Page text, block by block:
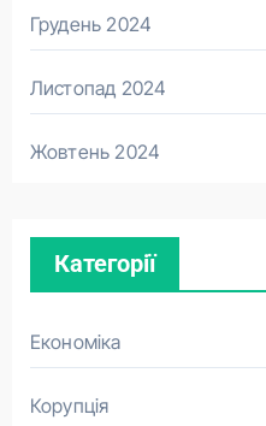
Грудень 2024
Листопад 2024
Жовтень 2024
Категорії
Економіка
Корупція